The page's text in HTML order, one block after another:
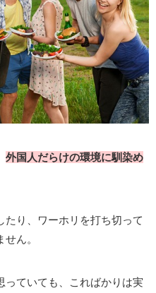
外国人だらけの環境に馴染め
たり、ワーホリを打ち切って
ん。
っていても、こればかりは実